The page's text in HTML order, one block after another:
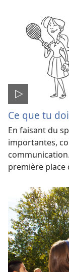
Ce que tu
En faisant du
importantes,
première place